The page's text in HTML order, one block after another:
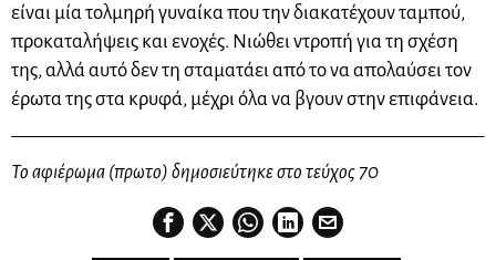
είναι μία τολμηρή γυναίκα που την διακατέχουν ταμπού,
προκαταλήψεις και ενοχές. Νιώθει ντροπή για τη σχέση
της, αλλά αυτό δεν τη σταματάει από το να απολαύσει τον
έρωτα της στα κρυφά, μέχρι όλα να βγουν στην επιφάνεια.
Το αφιέρωμα (πρωτο) δημοσιεύτηκε στο τεύχος 70